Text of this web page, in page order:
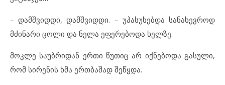
– დამშვიდდი, დამშვიდდი. – უპასუხებდა სანახევროდ
მძინარი ცოლი და ნელა ეფერებოდა ხელზე.
მოკლე საუბრიდან ერთი წუთიც არ იქნებოდა გასული,
რომ სირენის ხმა ერთბაშად შეწყდა.